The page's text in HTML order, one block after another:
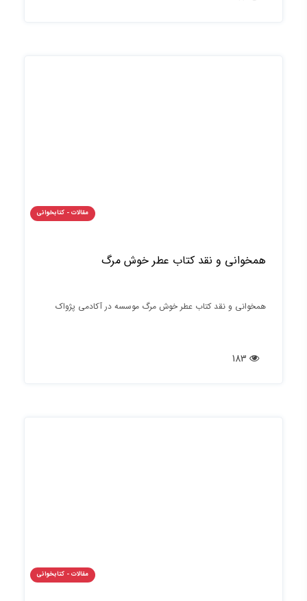
مقالات - کتابخوانی
همخوانی و نقد کتاب عطر خوش مرگ
همخوانی و نقد کتاب عطر خوش مرگ موسسه در آکادمی پژواک
مقالات - کتابخوانی